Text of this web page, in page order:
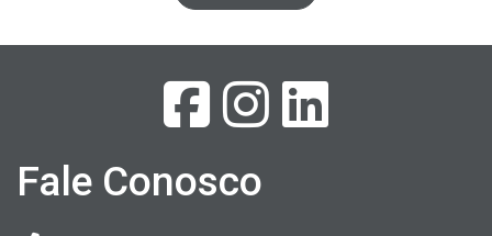
Fale Conosco